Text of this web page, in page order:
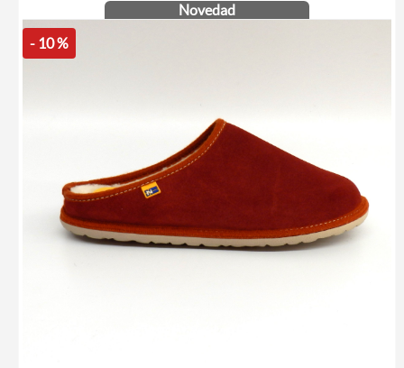
Novedad
- 10 %